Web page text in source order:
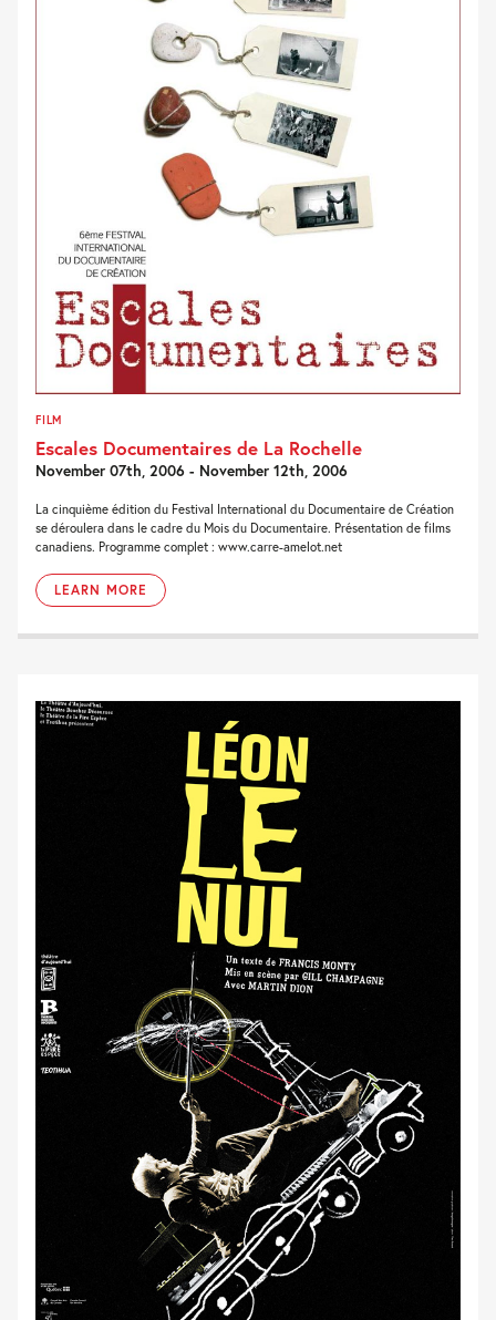
FILM
Escales Documentaires de La Rochelle
November 07th, 2006 - November 12th, 2006
La cinquième édition du Festival International du Documentaire de Création
se déroulera dans le cadre du Mois du Documentaire. Présentation de films
canadiens. Programme complet : www.carre-amelot.net
LEARN MORE